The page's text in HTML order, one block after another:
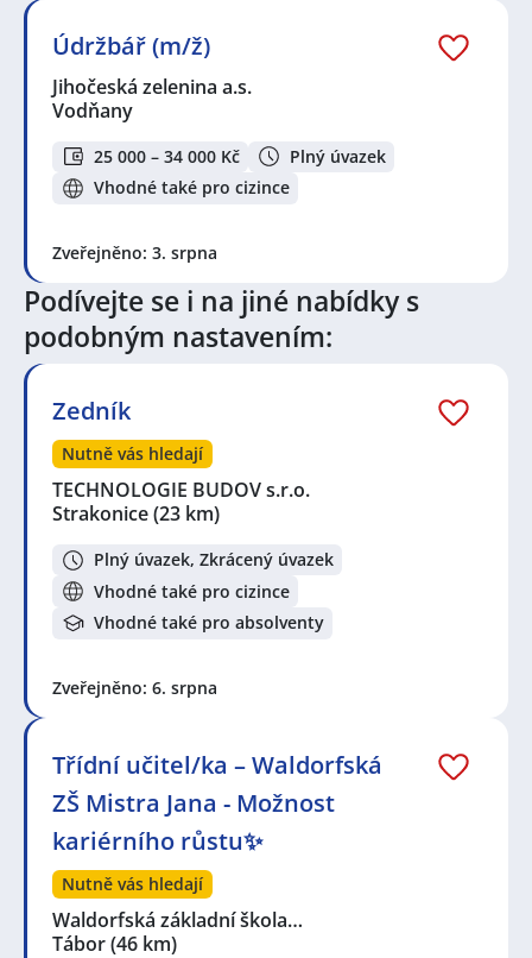
Údržbář (m/ž)
Jihočeská zelenina a.s.
Vodňany
25 000 – 34 000 Kč
Plný úvazek
Vhodné také pro cizince
Zveřejněno: 3. srpna
Podívejte se i na jiné nabídky s
podobným nastavením:
Zedník
Nutně vás hledají
TECHNOLOGIE BUDOV s.r.o.
Strakonice(23 km)
Plný úvazek, Zkrácený úvazek
Vhodné také pro cizince
Vhodné také pro absolventy
Zveřejněno: 6. srpna
Třídní učitel/ka – Waldorfská
ZŠ Mistra Jana - Možnost
kariérního růstu✨
Nutně vás hledají
Waldorfská základní škola…
Tábor(46 km)